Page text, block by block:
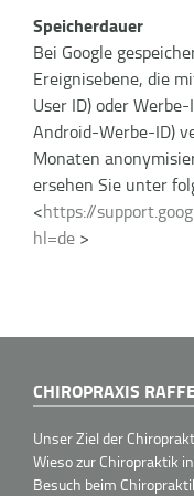
Speicherdauer
Bei Google
Ereignisebene, die
User ID) oder Werbe-
Android-Werbe-ID)
Monaten
ersehen Sie unter
<https://
hl=de >
CHIROPRAXIS
Unser Ziel der
Wieso zur Chiropraktik
Besuch beim